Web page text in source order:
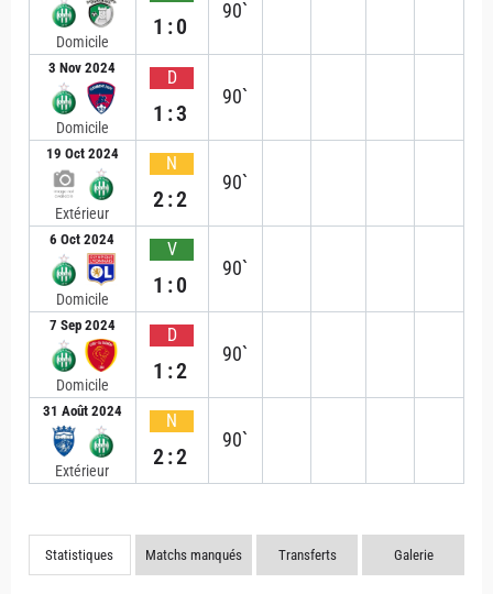
Domicile
1:0
90`
3 Nov 2024
Domicile
D
1:3
90`
19 Oct 2024
Extérieur
N
2:2
90`
6 Oct 2024
Domicile
V
1:0
90`
7 Sep 2024
Domicile
D
1:2
90`
31 Août 2024
Extérieur
N
2:2
90`
Statistiques Matchs manqués Transferts Galerie